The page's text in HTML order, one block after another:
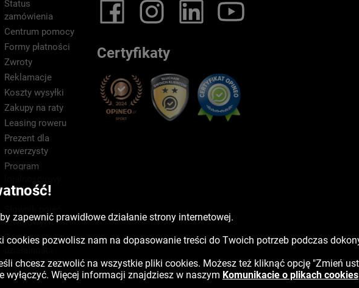
Status
zamówienia
Centrum pomocy
Formy płatności
Zwroty
Reklamacje
Koszty wysyłki
Zakupy na raty
Leasing roweru
Prezent dla
rowerzysty
Program
Newsletter
rowerowych
Zasięg
Certyfikaty
zapewnić prawidłowe działanie strony internetowej.
cookies pozwolisz nam na dopasowanie treści do Twoich potrzeb podczas
chcesz zezwolić na wszystkie pliki cookies. Możesz też kliknąć opcję "Zmień
wyłączyć. Więcej informacji znajdziesz w naszym Komunikacie o plikach cookies